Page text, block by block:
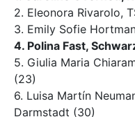
2. Eleonora Rivarolo,
3. Emily Sofie
4. Polina Fast,
5. Giulia Maria
(23)
6. Luisa Martín
Darmstadt (30)